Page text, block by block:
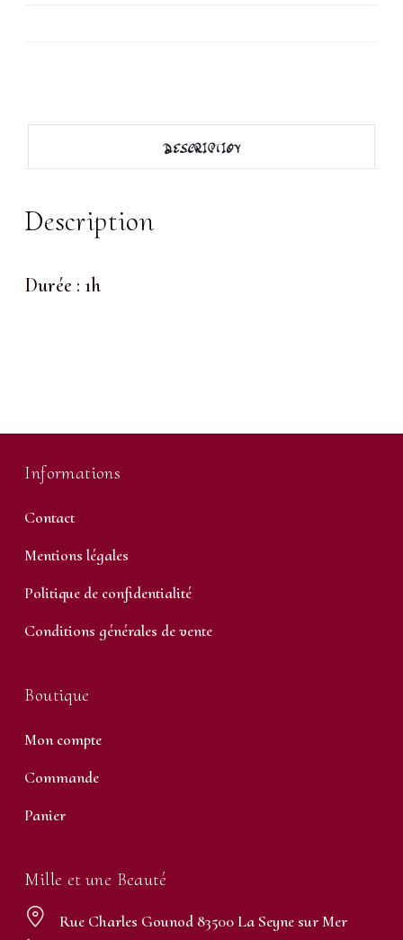
DESCRIPTION
Description
Durée : 1h
Informations
Contact
Mentions légales
Politique de confidentialité
Conditions générales de vente
Boutique
Mon compte
Commande
Panier
Mille et une Beauté
Rue Charles Gounod 83500 La Seyne sur Mer